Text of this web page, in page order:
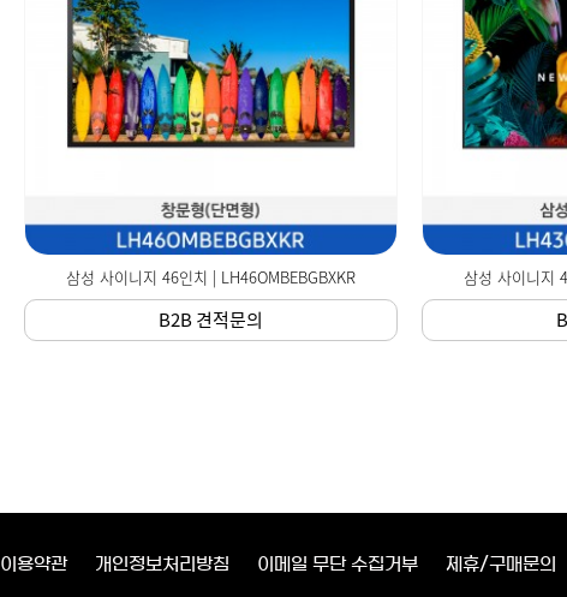
삼성 사이니지 46인치 | LH46OMBEBGBXKR
B2B 견적문의
삼성 사이니지
이용약관 개인정보처리방침 이메일 무단 수집거부 제휴/구매문의